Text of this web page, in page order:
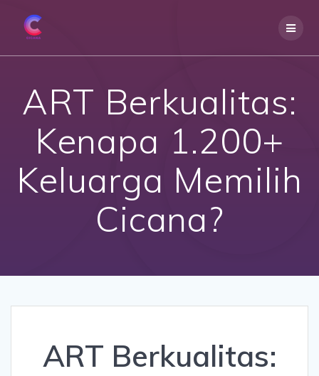
ART Berkualitas:
Kenapa 1.200+
Keluarga Memilih
Cicana?
ART Berkualitas: